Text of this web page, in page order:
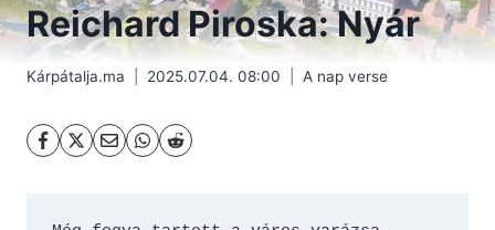
Reichard Piroska: Nyár
Kárpátalja.ma 2025.07.04. 08:00 A nap verse